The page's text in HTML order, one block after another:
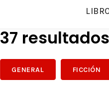
37
GENERAL FICCIÓN